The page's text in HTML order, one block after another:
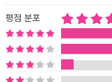
여 어떤 주제의 어떤 문제가 나오더
떤 질문에도 답할 수 있는 ‘주제별
1) 실전에서 어떤 질문이 나와도
어 및 표현 수록 2) 하고 싶은 말을 쉽게 구성할 수 있는 다양한 모범
답변 패턴 및 표현 제공 6. IH/AL 목표 학습자의 ‘알면서도 틀리는 O
PIc 표현’ 수록 1) IH/AL 목표 학습자가 자주 틀리는 표현들을 엄선
평점 분포